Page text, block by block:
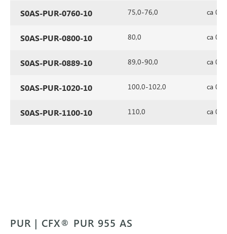
S0AS-PUR-0760-10 75,0-76,0 ca 0,7
S0AS-PUR-0800-10 80,0 ca 0,7
S0AS-PUR-0889-10 89,0-90,0 ca 0,7
S0AS-PUR-1020-10 100,0-102,0 ca 0,7
S0AS-PUR-1100-10 110,0 ca 0,7
PUR | CFX® PUR 955 AS